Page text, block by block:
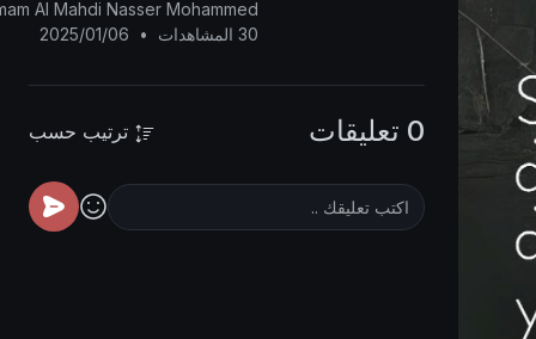
Al Mahdi Nasser Mohammed
30 المشاهدات
•
2025/01/06
0 تعليقات ترتيب حسب